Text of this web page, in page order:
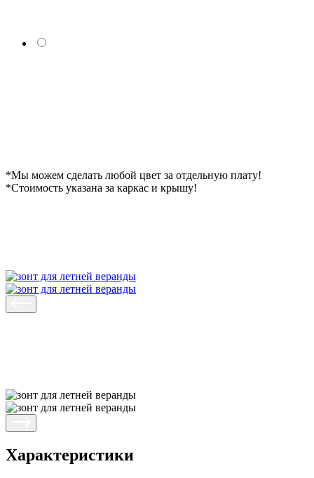
*Мы можем сделать любой цвет за отдельную плату!
*Cтоимость указана за каркас и крышу!
Характеристики